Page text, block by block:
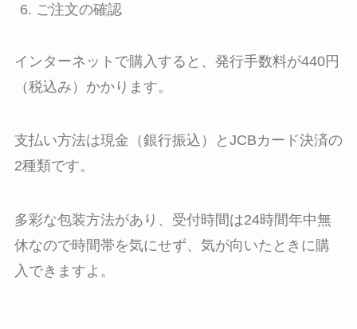
ご注文の確認
インターネットで購入すると、発行手数料が440円
（税込み）かかります。
支払い方法は現金（銀行振込）とJCBカード決済の
2種類です。
多彩な包装方法があり、受付時間は24時間年中無
休なので時間帯を気にせず、気が向いたときに購
入できますよ。